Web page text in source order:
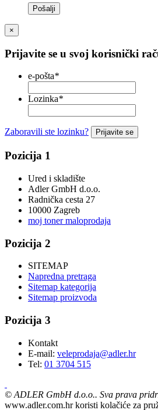
Pošalji
×
Prijavite se u svoj korisnički
e-pošta*
Lozinka*
Zaboravili ste lozinku? Prijavite se
Pozicija 1
Ured i skladište
Adler GmbH d.o.o.
Radnička cesta 27
10000 Zagreb
moj toner maloprodaja
Pozicija 2
SITEMAP
Napredna pretraga
Sitemap kategorija
Sitemap proizvoda
Pozicija 3
Kontakt
E-mail: veleprodaja@adler.hr
Tel: 01 3704 515
© ADLER GmbH d.o.o.. Sva prava
www.adler.com.hr koristi kolačiće za